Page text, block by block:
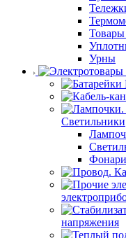
Товары
Урны
Светильники
напряжения